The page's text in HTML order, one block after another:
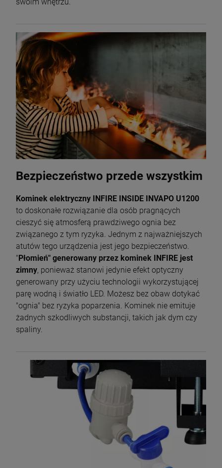
Bezpieczeństwo przede wszystkim
Kominek elektryczny INFIRE INSIDE INVAPO U1200
to doskonałe rozwiązanie dla osób pragnących
cieszyć się atmosferą prawdziwego ognia bez
związanego z tym ryzyka. Jednym z najważniejszych
atutów tego urządzenia jest jego bezpieczeństwo.
"Płomień" generowany przez kominek INFIRE jest
zimny, ponieważ stanowi jedynie efekt optyczny
generowany przy użyciu technologii wykorzystującej
parę wodną i światło LED. Możesz bez obaw dotykać
"ognia" bez ryzyka poparzenia. Kominek nie emituje
żadnych szkodliwych substancji, takich jak dym czy
spaliny.